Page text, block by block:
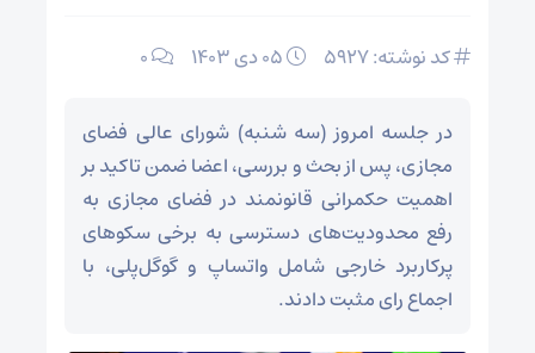
کد نوشته: 5927 0
در جلسه امروز (سه شنبه) شورای عالی فضای
مجازی، پس از بحث و بررسی، اعضا ضمن تاکید بر
اهمیت حکمرانی قانونمند در فضای مجازی به
رفع محدودیت‌های دسترسی به برخی سکو‌های
پرکاربرد خارجی شامل واتساپ و گوگل‌پلی، با
اجماع رای مثبت دادند.